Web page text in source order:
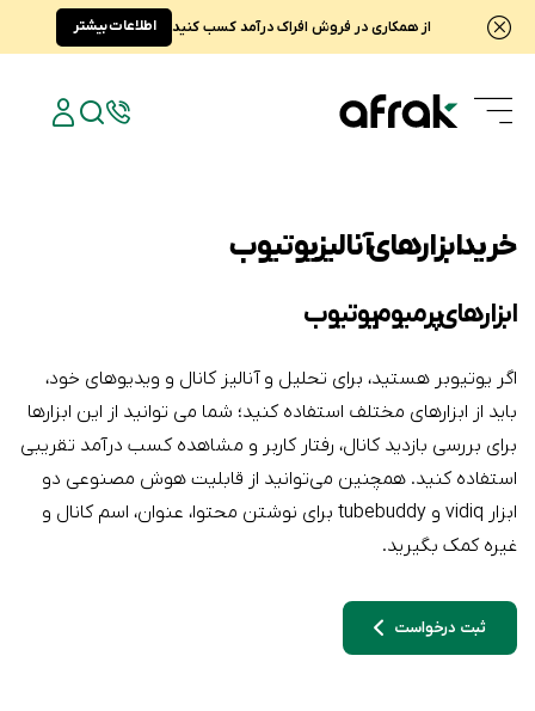
از همکاری در فروش افراک درآمد کسب کنید اطلاعات بیشتر
خرید ابزارهای آنالیز یوتیوب
ابزارهای پرمیوم یوتیوب
اگر یوتیوبر هستید، برای تحلیل و آنالیز کانال و ویدیوهای خود،
باید از ابزارهای مختلف استفاده کنید؛ شما می توانید از این ابزارها
برای بررسی بازدید کانال، رفتار کاربر و مشاهده کسب درآمد تقریبی
استفاده کنید. همچنین می‌توانید از قابلیت هوش مصنوعی دو
ابزار vidiq و tubebuddy برای نوشتن محتوا، عنوان، اسم کانال و
غیره کمک بگیرید.
ثبت درخواست